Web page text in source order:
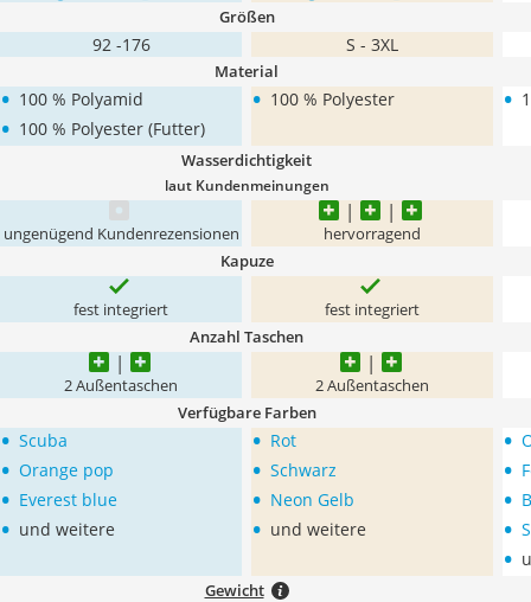
Größen
92 -176 S - 3XL
Material
• 100 % Polyamid
• 100 % Polyester (Futter)
• 100 % Polyester •
Wasserdichtigkeit
laut Kundenmeinungen
ungenügend Kundenrezensionen hervorragend
Kapuze
fest integriert fest integriert
Anzahl Taschen
2 Außentaschen 2 Außentaschen
Verfügbare Farben
• Scuba
• Orange pop
• Everest blue
• und weitere
• Rot
• Schwarz
• Neon Gelb
• und weitere
•
•
•
•
•
Gewicht